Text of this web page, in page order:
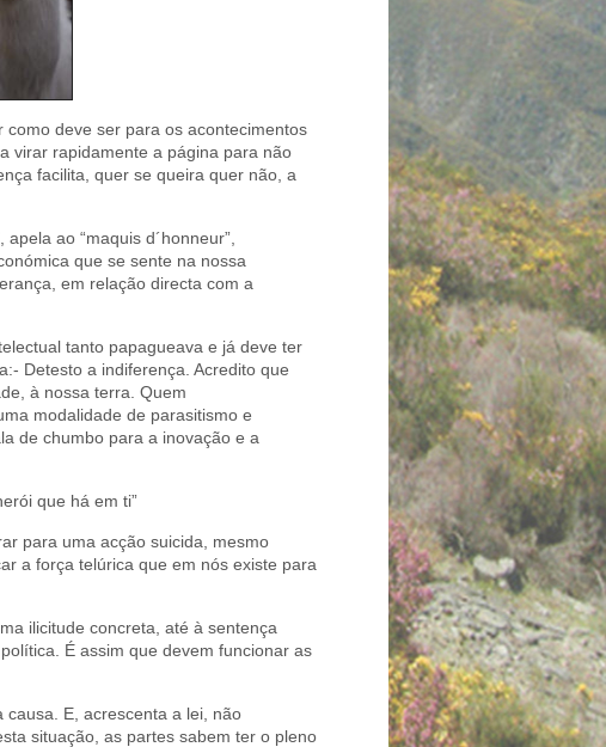
deve ser para os acontecimentos
virar rapidamente a página para não
facilita, quer se queira quer não, a
ao “maquis d´honneur”,
que se sente na nossa
em relação directa com a
tanto papagueava e já deve ter
Detesto a indiferença. Acredito que
à nossa terra. Quem
modalidade de parasitismo e
de chumbo para a inovação e a
que há em ti”
para uma acção suicida, mesmo
a força telúrica que em nós existe para
ilicitude concreta, até à sentença
É assim que devem funcionar as
E, acrescenta a lei, não
situação, as partes sabem ter o pleno